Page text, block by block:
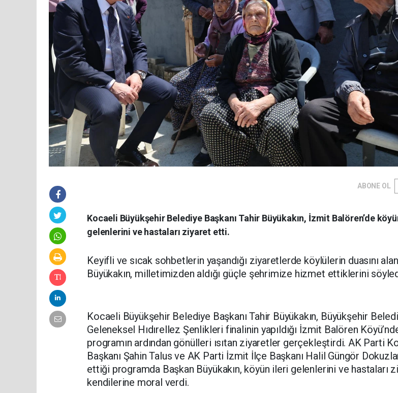
ABONE OL
Kocaeli Büyükşehir Belediye Başkanı Tahir Büyükakın, İzmit Balören’de
gelenlerini ve hastaları ziyaret etti.
Keyifli ve sıcak sohbetlerin yaşandığı ziyaretlerde köylülerin duasını
Büyükakın, milletimizden aldığı güçle şehrimize hizmet ettiklerini
Kocaeli Büyükşehir Belediye Başkanı Tahir Büyükakın, Büyükşehir
Geleneksel Hıdırellez Şenlikleri finalinin yapıldığı İzmit Balören
programın ardından gönülleri ısıtan ziyaretler gerçekleştirdi. AK Parti
Başkanı Şahin Talus ve AK Parti İzmit İlçe Başkanı Halil Güngör
ettiği programda Başkan Büyükakın, köyün ileri gelenlerini ve hastaları
kendilerine moral verdi.